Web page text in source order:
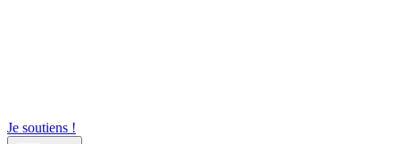
Je soutiens !